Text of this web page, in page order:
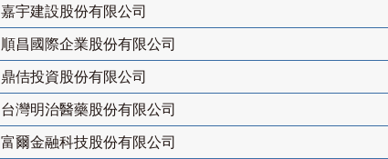
嘉宇建設股份有限公司
順昌國際企業股份有限公司
鼎佶投資股份有限公司
台灣明治醫藥股份有限公司
富爾金融科技股份有限公司